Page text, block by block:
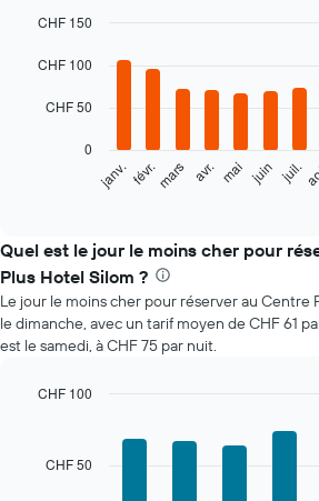
chart
bars.
graphique
indique
prix
moyen
d'une
chambre
mois
graphique,
graphic.
janv. févr.mars avr. mai juin juil.
0
CHF 50
CHF 100
CHF 150
Quel est le jour le moins cher pour
Plus Hotel Silom ?
Le jour le moins cher pour réserver au Centre
le dimanche, avec un tarif moyen de CHF 61
est le samedi, à CHF 75 par nuit.
CHF 50
CHF 100